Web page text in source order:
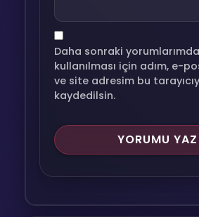
Daha sonraki yorumlarımda
kullanılması için adım, e-
ve site adresim bu
kaydedilsin.